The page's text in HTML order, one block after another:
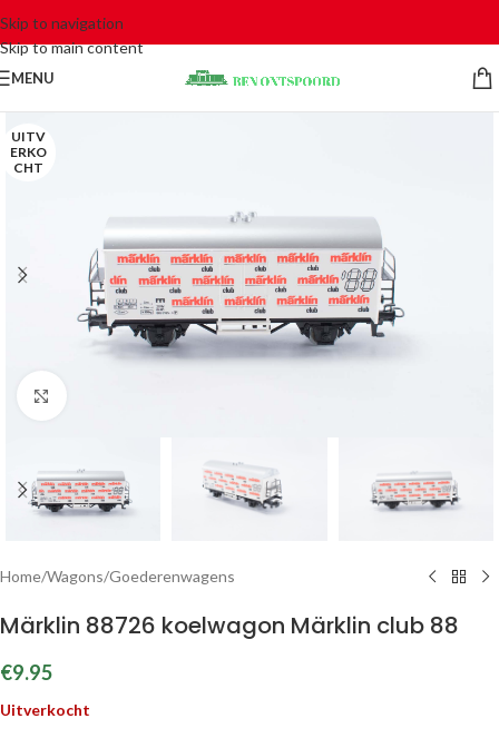
Skip to navigation
Skip to main content
MENU
UITV
ERKO
CHT
Home/Wagons/Goederenwagens
Märklin 88726 koelwagon Märklin club 88
€9.95
Uitverkocht